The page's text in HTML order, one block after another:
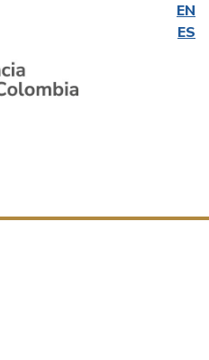
EN
ES